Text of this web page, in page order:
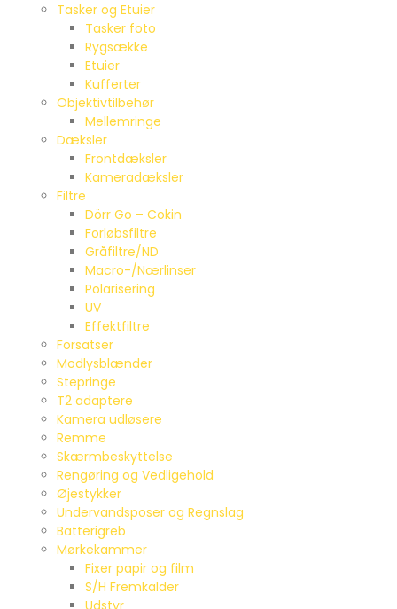
Tasker og Etuier
Tasker foto
Rygsække
Etuier
Kufferter
Objektivtilbehør
Mellemringe
Dæksler
Frontdæksler
Kameradæksler
Filtre
Dörr Go – Cokin
Forløbsfiltre
Gråfiltre/ND
Macro-/Nærlinser
Polarisering
UV
Effektfiltre
Forsatser
Modlysblænder
Stepringe
T2 adaptere
Kamera udløsere
Remme
Skærmbeskyttelse
Rengøring og Vedligehold
Øjestykker
Undervandsposer og Regnslag
Batterigreb
Mørkekammer
Fixer papir og film
S/H Fremkalder